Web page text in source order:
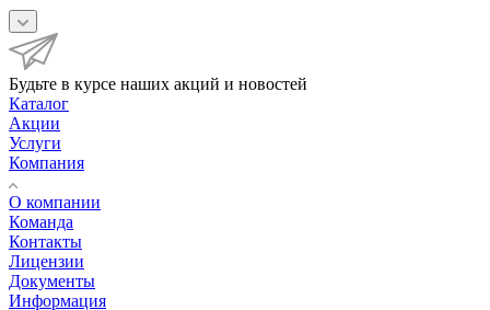
Будьте в курсе наших акций и новостей
Каталог
Акции
Услуги
Компания
О компании
Команда
Контакты
Лицензии
Документы
Информация